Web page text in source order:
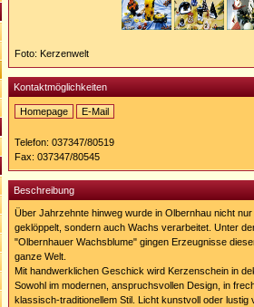
Foto: Kerzenwelt
Kontaktmöglichkeiten
Homepage
http://www.wachskunst-
olbernhau.de
E-Mail
Telefon: 037347/80519
Fax: 037347/80545
Beschreibung
Über Jahrzehnte hinweg wurde in Olbernhau nicht
geklöppelt, sondern auch Wachs verarbeitet. Unter
"Olbernhauer Wachsblume" gingen Erzeugnisse
ganze Welt.
Mit handwerklichen Geschick wird Kerzenschein in
Sowohl im modernen, anspruchsvollen Design, in
klassisch-traditionellem Stil. Licht kunstvoll oder lustig